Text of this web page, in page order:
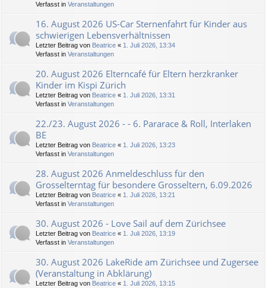
Verfasst in Veranstaltungen
16. August 2026 US-Car Sternenfahrt für Kinder aus
schwierigen Lebensverhältnissen
Letzter Beitrag von Beatrice « 1. Juli 2026, 13:34
Verfasst in Veranstaltungen
20. August 2026 Elterncafé für Eltern herzkranker
Kinder im Kispi Zürich
Letzter Beitrag von Beatrice « 1. Juli 2026, 13:31
Verfasst in Veranstaltungen
22./23. August 2026 - - 6. Pararace & Roll, Interlaken
BE
Letzter Beitrag von Beatrice « 1. Juli 2026, 13:23
Verfasst in Veranstaltungen
28. August 2026 Anmeldeschluss für den
Grosselterntag für besondere Grosseltern, 6.09.2026
Letzter Beitrag von Beatrice « 1. Juli 2026, 13:21
Verfasst in Veranstaltungen
30. August 2026 - Love Sail auf dem Zürichsee
Letzter Beitrag von Beatrice « 1. Juli 2026, 13:19
Verfasst in Veranstaltungen
30. August 2026 LakeRide am Zürichsee und Zugersee
(Veranstaltung in Abklärung)
Letzter Beitrag von Beatrice « 1. Juli 2026, 13:15